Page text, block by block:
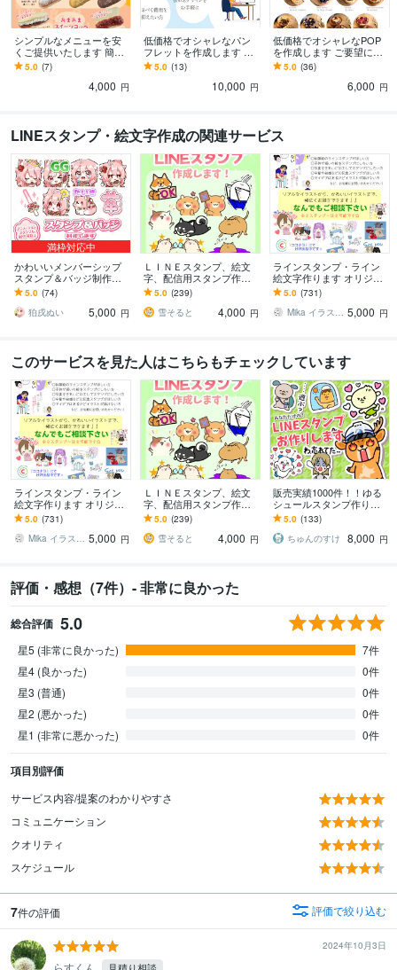
シンプルなメニューを安
くご提供いたします 簡単
なものをリーズナブルに
作ってほしい！という方
5.0 (7)
4,000 円
低価格でオシャレなパン
フレットを作成します ご
要望に沿ったデザインを
丁寧に作成いたします
5.0 (13)
10,000 円
低価格でオシャレなPOP
を作成します ご要望に沿
ったデザインを丁寧に作
成いたします
5.0 (36)
6,000 円
LINEスタンプ・絵文字作成の関連サービス
満枠対応中
かわいいメンバーシップ
スタンプ＆バッジ制作致
します YouTube・Twitch
以外の用途でもご利用可
能！
5.0 (74)
狛戌ぬい
5,000 円
ＬＩＮＥスタンプ、絵文
字、配信用スタンプ作成
します かわいい系からシ
ュール系まで様々な絵柄
に対応いたします
5.0 (239)
雪そると
4,000 円
ラインスタンプ・ライン
絵文字作ります オリジナ
ルラインスタンプを作り
たい方へ
5.0 (731)
Mika イラストレーター 5,000 円
このサービスを見た人はこちらもチェックしています
ラインスタンプ・ライン
絵文字作ります オリジナ
ルラインスタンプを作り
たい方へ
5.0 (731)
Mika イラストレーター 5,000 円
ＬＩＮＥスタンプ、絵文
字、配信用スタンプ作成
します かわいい系からシ
ュール系まで様々な絵柄
に対応いたします
5.0 (239)
雪そると
4,000 円
販売実績1000件！！ゆる
シュールスタンプ作りま
す 思わず二度見！ゆるシ
ュールな可愛さ
5.0 (133)
ちゅんのすけ
8,000 円
評価・感想（7件）- 非常に良かった
総合評価 5.0
星5 (非常に良かった)
7件
星4 (良かった)
0件
星3 (普通)
0件
星2 (悪かった)
0件
星1 (非常に悪かった)
0件
項目別評価
サービス内容/提案のわかりやすさ
コミュニケーション
クオリティ
スケジュール
7件の評価 評価で絞り込む
2024年10月3日
らすくん